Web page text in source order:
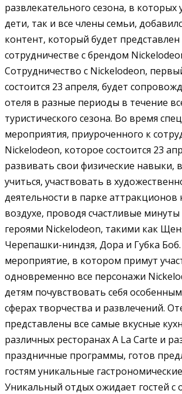
развлекательного сезона, в которых
дети, так и все члены семьи,
контент, который будет представлен
сотрудничестве с брендом
Сотрудничество с Nickelodeon,
состоится 23 апреля, будет
отеля в разные периоды в течение
туристического сезона. Во время
мероприятия, приуроченного к
Nickelodeon, которое состоится 23
развивать свои физические навыки,
учиться, участвовать в
деятельности в парке
воздухе, проводя счастливые
героями Nickelodeon, такими как
Черепашки-ниндзя, Дора и Губка
мероприятие, в котором примут
одновременно все персонажи
детям почувствовать себя
сферах творчества и развлечений.
представлены все самые вкусные
различных ресторанах A La Carte и
праздничные программы, готов
гостям уникальные
Уникальный отдых ожидает гостей